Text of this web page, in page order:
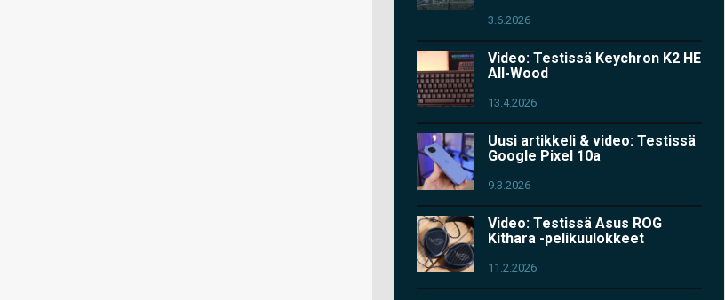
3.6.2026
Video: Testissä Keychron K2 HE
All-Wood
13.4.2026
Uusi artikkeli & video: Testissä
Google Pixel 10a
9.3.2026
Video: Testissä Asus ROG
Kithara -pelikuulokkeet
11.2.2026